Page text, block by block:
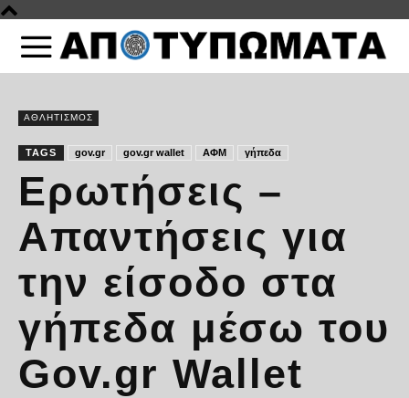
ΑΘΛΗΤΙΣΜΟΣ
TAGS gov.gr gov.gr wallet ΑΦΜ γήπεδα
Ερωτήσεις –
Απαντήσεις για
την είσοδο στα
γήπεδα μέσω του
Gov.gr Wallet